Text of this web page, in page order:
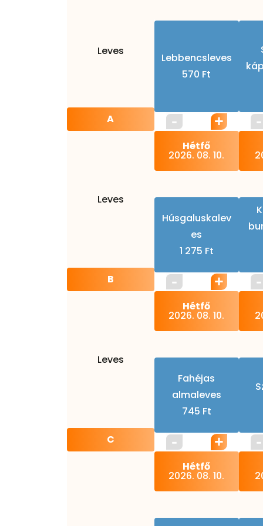
Leves
A
Lebbencsleves
570 Ft
Leves
B
Hétfő
2026. 08. 10.
Húsgaluskalev
es
1 275 Ft
Leves
C
Hétfő
2026. 08. 10.
Fahéjas
almaleves
745 Ft
Hétfő
2026. 08. 10.